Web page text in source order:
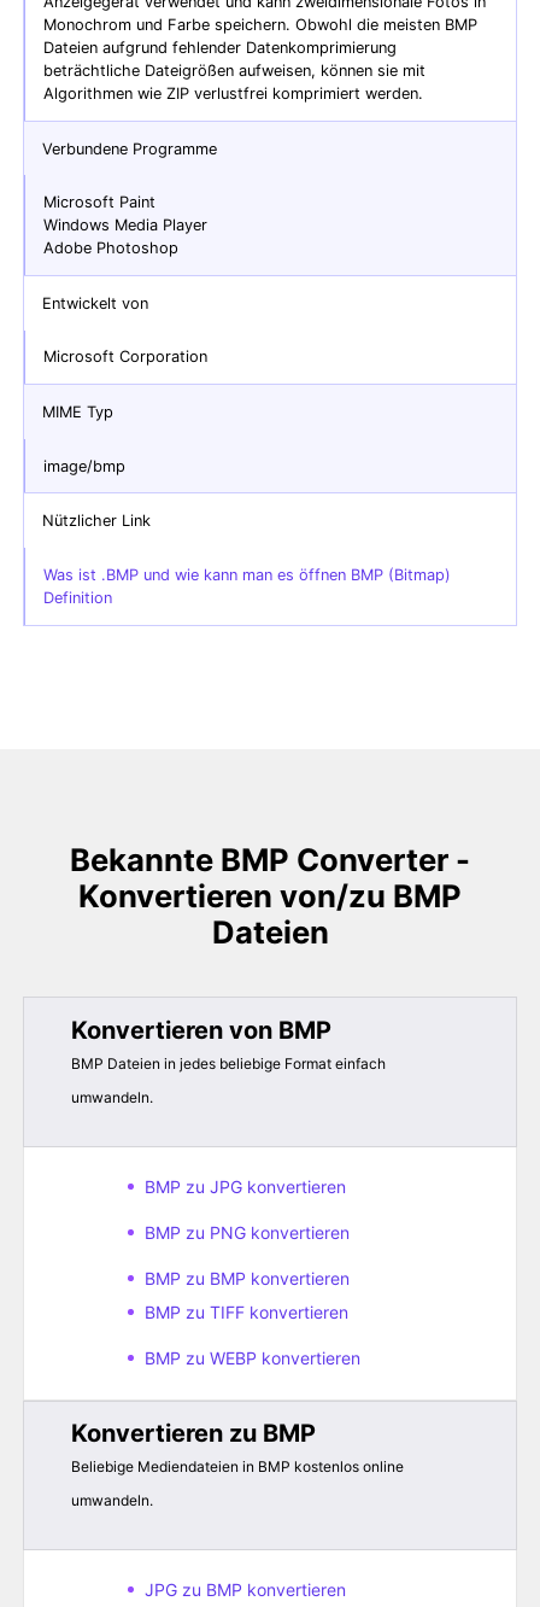
Monochrom und Farbe speichern. Obwohl die meisten BMP
Dateien aufgrund fehlender Datenkomprimierung
beträchtliche Dateigrößen aufweisen, können sie mit
Algorithmen wie ZIP verlustfrei komprimiert werden.
Verbundene Programme
Microsoft Paint
Windows Media Player
Adobe Photoshop
Entwickelt von
Microsoft Corporation
MIME Typ
image/bmp
Nützlicher Link
Was ist .BMP und wie kann man es öffnen BMP (Bitmap)
Definition
Bekannte BMP Converter -
Konvertieren von/zu BMP
Dateien
Konvertieren von BMP
BMP Dateien in jedes beliebige Format einfach
umwandeln.
BMP zu JPG konvertieren
BMP zu PNG konvertieren
BMP zu BMP konvertieren
BMP zu TIFF konvertieren
BMP zu WEBP konvertieren
Konvertieren zu BMP
Beliebige Mediendateien in BMP kostenlos online
umwandeln.
JPG zu BMP konvertieren